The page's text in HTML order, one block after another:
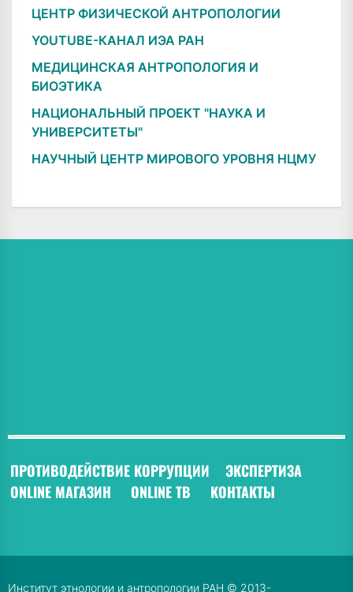
ЦЕНТР ФИЗИЧЕСКОЙ АНТРОПОЛОГИИ
YOUTUBE-КАНАЛ ИЭА РАН
МЕДИЦИНСКАЯ АНТРОПОЛОГИЯ И
БИОЭТИКА
НАЦИОНАЛЬНЫЙ ПРОЕКТ "НАУКА И
УНИВЕРСИТЕТЫ"
НАУЧНЫЙ ЦЕНТР МИРОВОГО УРОВНЯ НЦМУ
ПРОТИВОДЕЙСТВИЕ КОРРУПЦИИ ЭКСПЕРТИЗА
ONLINE МАГАЗИН
ONLINE ТВ КОНТАКТЫ
Институт этнологии и антропологии РАН © 2013-